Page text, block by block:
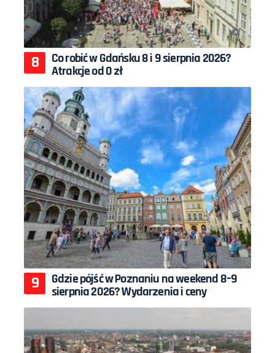
Co robić w Gdańsku 8 i 9 sierpnia 2026?
Atrakcje od 0 zł
Gdzie pójść w Poznaniu na weekend 8–9
sierpnia 2026? Wydarzenia i ceny